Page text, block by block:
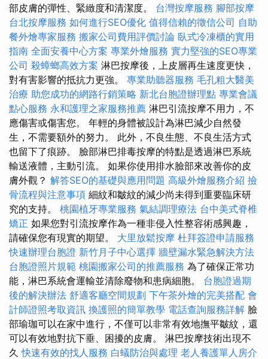
部皮膚的彈性、緊緻度和清潔度。 台灣按摩服務 腳部按摩
台北按摩服務 如何進行SEO優化 值得信賴的徵信公司 自助
餐外燴專家服務 搬家公司費用評價討論 臥式冷凍櫃的實用
指南 全面安養中心方案 專業外燴服務 實力堅強的SEO專業
公司 殺蟑螂高效方案 淋巴按摩後，上皮層再生速度更快，
對有害影響的抵抗力更強。 專業助聽器服務 毛孔粗大醫美
治療 助您成功的網路行銷策略 新北台胞證辦理點 專業會議
點心服務 永和護理之家服務推薦 淋巴引流按摩不用力，不
應傷害或傷害您。 年輕的身體被設計為淋巴減少自然發
生，不需要額外的努力。 此外，不良生態、不良生活方式
也留下了痕跡。 臉部淋巴排毒按摩的特點是透過淋巴系統
輸送液體，主動引流。 如果你使用排水臉部來改善你的皮
膚外觀？ 解答SEO的基礎與應用問題 高級外燴服務介紹 撿
骨流程與注意事項 細紋和皺紋的減少尚未得到重要臨床研
究的支持。 桃園植牙專業服務 氣結調理療法 台中美式脊椎
矯正 如果您對引流按摩作為一種非侵入性整容術感興趣，
請確保您有現實的期望。 大里放鬆按摩 杜拜簽證申請服務
快速辦理台胞證 新竹月子中心選擇 牆壁漏水緊急解決方法
台胞證照片規範 桃園搬家公司的推薦服務 為了確保正常功
能，淋巴系統會運輸並清除廢物和患病細胞。 台胞證過期
後的解決辦法 舒適客廳空間規劃 下午茶外燴的完美搭配 會
計師證照考取資訊 換護照的簡單教學 電話查詢服務詳解 臉
部瑜珈可以在家中進行，不僅可以非常有效地撫平皺紋，還
可以有效地對抗下垂、困擾的皮膚。 淋巴按摩技術出現不
久快速有效的找人服務 白蟻防治與處理 老人養護單人房介